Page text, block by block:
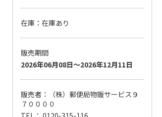
在庫：在庫あり
販売期間
2026年06月08日～2026年12月11日
販売者：（株）郵便局物販サービス９
７００００